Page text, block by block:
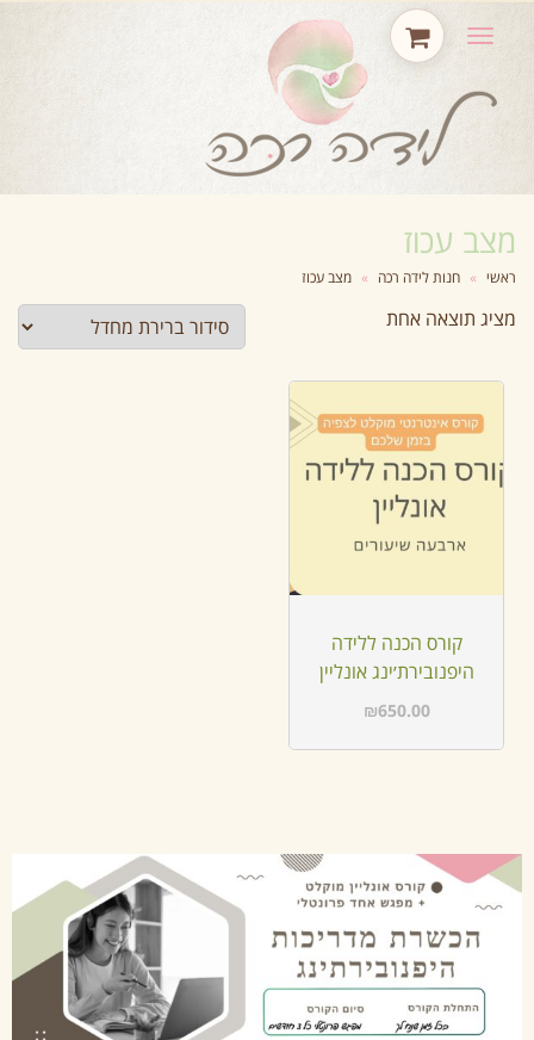
תפריט
מצב עכוז
ראשי » חנות לידה רכה » מצב עכוז
מציג תוצאה אחת
קורס הכנה ללידה
היפנובירת׳ינג אונליין
₪650.00